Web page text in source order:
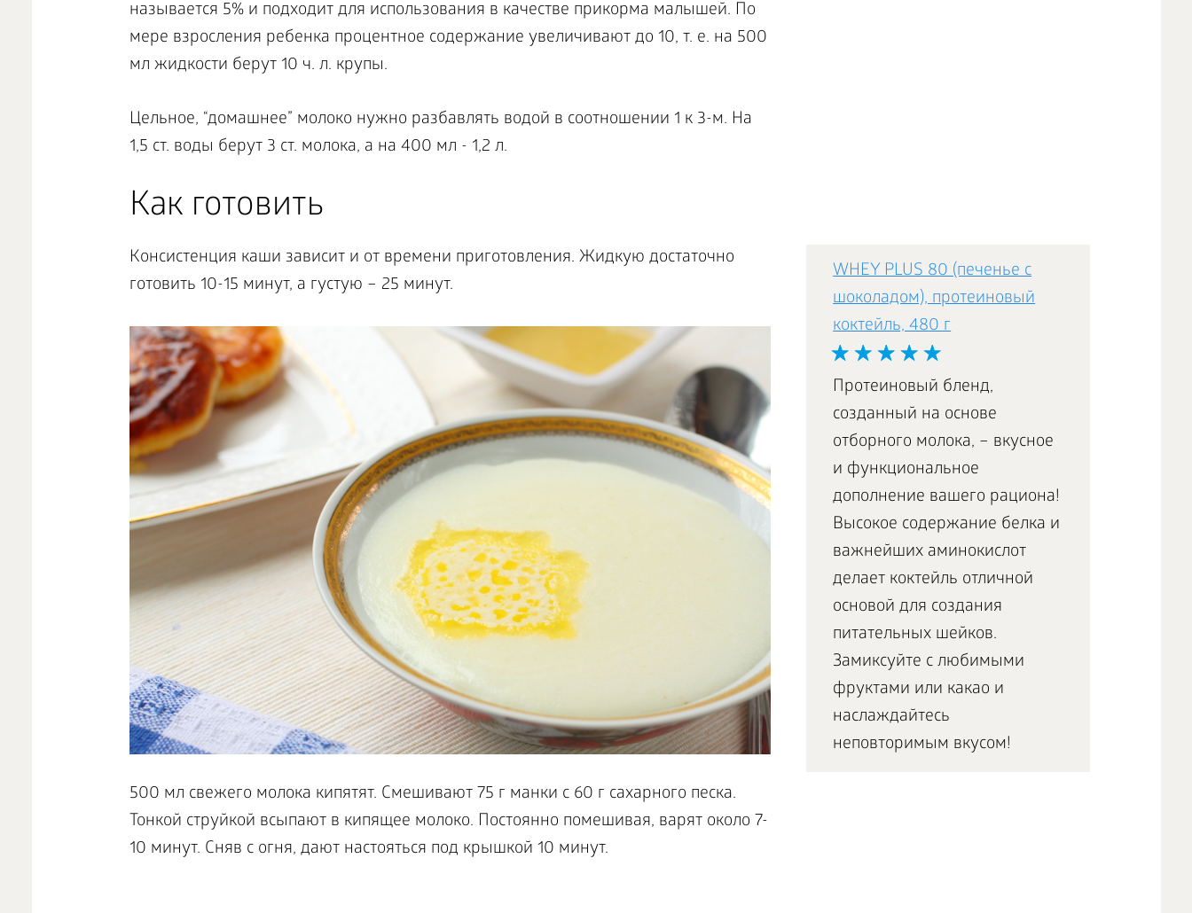
называется 5% и подходит для использования в качестве прикорма малышей. По
мере взросления ребенка процентное содержание увеличивают до 10, т. е. на 500
мл жидкости берут 10 ч. л. крупы.
Цельное, “домашнее” молоко нужно разбавлять водой в соотношении 1 к 3-м. На
1,5 ст. воды берут 3 ст. молока, а на 400 мл - 1,2 л.
Как готовить
WHEY PLUS 80 (печенье с
шоколадом), протеиновый
коктейль, 480 г
Протеиновый бленд,
созданный на основе
отборного молока, – вкусное
и функциональное
дополнение вашего рациона!
Высокое содержание белка и
важнейших аминокислот
делает коктейль отличной
основой для создания
питательных шейков.
Замиксуйте с любимыми
фруктами или какао и
наслаждайтесь
неповторимым вкусом!
Консистенция каши зависит и от времени приготовления. Жидкую достаточно
готовить 10-15 минут, а густую – 25 минут.
500 мл свежего молока кипятят. Смешивают 75 г манки с 60 г сахарного песка.
Тонкой струйкой всыпают в кипящее молоко. Постоянно помешивая, варят около 7-
10 минут. Сняв с огня, дают настояться под крышкой 10 минут.